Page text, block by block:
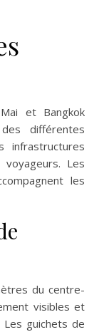
et Bangkok
différentes
infrastructures
Les
les
du centre-
visibles et
guichets de